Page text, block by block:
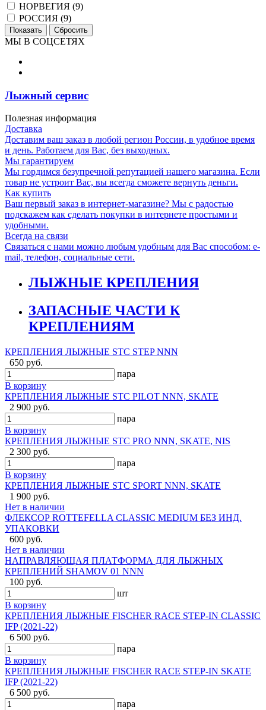
НОРВЕГИЯ (9)
РОССИЯ (9)
МЫ В СОЦСЕТЯХ
Лыжный сервис
Полезная информация
Доставка
Доставим ваш заказ в любой регион России, в удобное время
и день. Работаем для Вас, без выходных.
Мы гарантируем
Мы гордимся безупречной репутацией нашего магазина. Если
товар не устроит Вас, вы всегда сможете вернуть деньги.
Как купить
Ваш первый заказ в интернет-магазине? Мы с радостью
подскажем как сделать покупки в интернете простыми и
удобными.
Всегда на связи
Связаться с нами можно любым удобным для Вас способом: e-
mail, телефон, социальные сети.
ЛЫЖНЫЕ КРЕПЛЕНИЯ
ЗАПАСНЫЕ ЧАСТИ К
КРЕПЛЕНИЯМ
КРЕПЛЕНИЯ ЛЫЖНЫЕ STC STEP NNN
650 руб.
пара
В корзину
КРЕПЛЕНИЯ ЛЫЖНЫЕ STC PILOT NNN, SKATE
2 900 руб.
пара
В корзину
КРЕПЛЕНИЯ ЛЫЖНЫЕ STC PRO NNN, SKATE, NIS
2 300 руб.
пара
В корзину
КРЕПЛЕНИЯ ЛЫЖНЫЕ STC SPORT NNN, SKATE
1 900 руб.
Нет в наличии
ФЛЕКСОР ROTTEFELLA CLASSIC MEDIUM БЕЗ ИНД.
УПАКОВКИ
600 руб.
Нет в наличии
НАПРАВЛЯЮЩАЯ ПЛАТФОРМА ДЛЯ ЛЫЖНЫХ
КРЕПЛЕНИЙ SHAMOV 01 NNN
100 руб.
шт
В корзину
КРЕПЛЕНИЯ ЛЫЖНЫЕ FISCHER RACE STEP-IN CLASSIC
IFP (2021-22)
6 500 руб.
пара
В корзину
КРЕПЛЕНИЯ ЛЫЖНЫЕ FISCHER RACE STEP-IN SKATE
IFP (2021-22)
6 500 руб.
пара